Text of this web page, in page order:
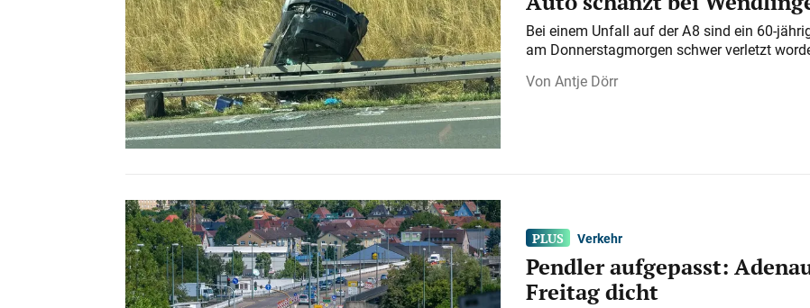
Bei einem Unfall auf der A 8 sind ein 60-
am Donnerstagmorgen schwer verletzt
Antje Dörr
Verkehr
Pendler aufgepasst:
Freitag dicht